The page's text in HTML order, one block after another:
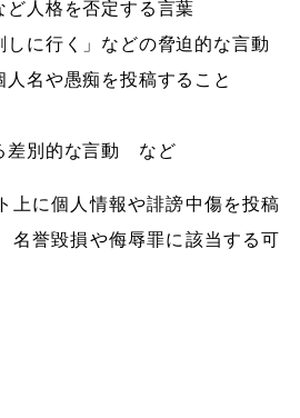
ど人格を否定する言葉
しに行く」などの脅迫的な言動
人名や愚痴を投稿すること
差別的な言動 など
上に個人情報や誹謗中傷を投稿
名誉毀損や侮辱罪に該当する可